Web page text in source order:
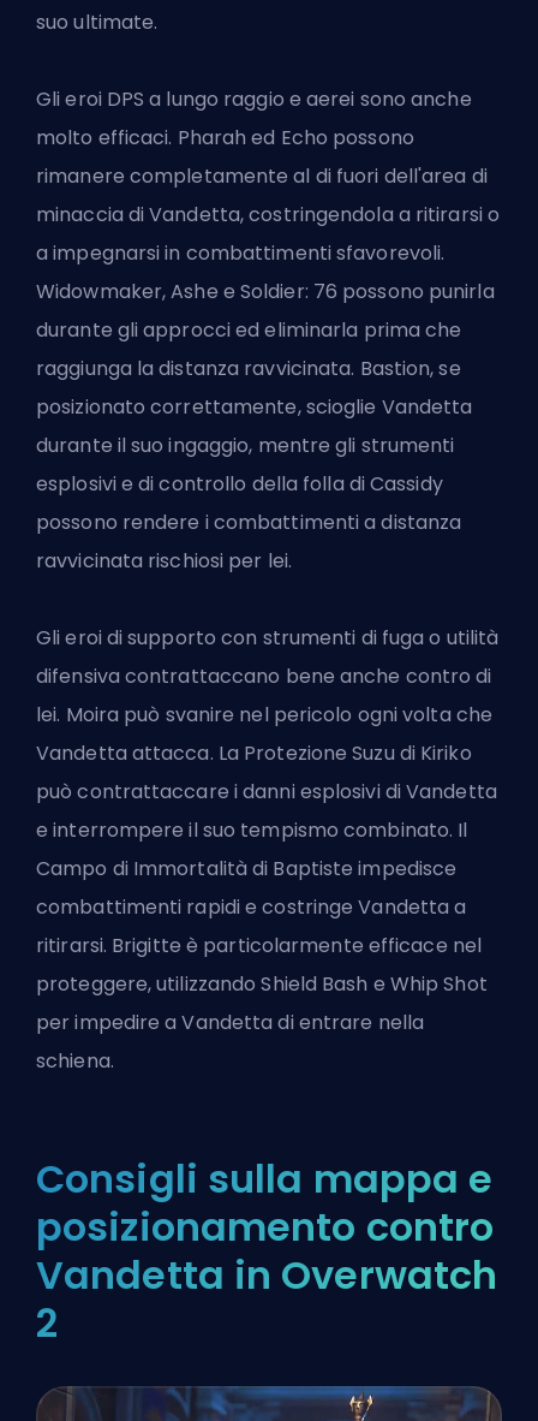
suo ultimate.
Gli eroi DPS a lungo raggio e aerei sono anche
molto efficaci. Pharah ed Echo possono
rimanere completamente al di fuori dell'area di
minaccia di Vandetta, costringendola a ritirarsi o
a impegnarsi in combattimenti sfavorevoli.
Widowmaker, Ashe e Soldier: 76 possono punirla
durante gli approcci ed eliminarla prima che
raggiunga la distanza ravvicinata. Bastion, se
posizionato correttamente, scioglie Vandetta
durante il suo ingaggio, mentre gli strumenti
esplosivi e di controllo della folla di Cassidy
possono rendere i combattimenti a distanza
ravvicinata rischiosi per lei.
Gli eroi di supporto con strumenti di fuga o utilità
difensiva contrattaccano bene anche contro di
lei. Moira può svanire nel pericolo ogni volta che
Vandetta attacca. La Protezione Suzu di Kiriko
può contrattaccare i danni esplosivi di Vandetta
e interrompere il suo tempismo combinato. Il
Campo di Immortalità di Baptiste impedisce
combattimenti rapidi e costringe Vandetta a
ritirarsi. Brigitte è particolarmente efficace nel
proteggere, utilizzando Shield Bash e Whip Shot
per impedire a Vandetta di entrare nella
schiena.
Consigli sulla mappa e
posizionamento contro
Vandetta in Overwatch
2